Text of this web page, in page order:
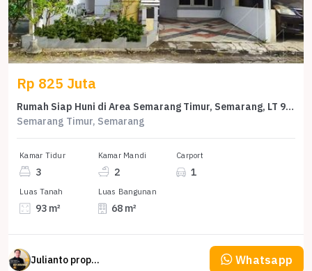
Rp 825 Juta
Rumah Siap Huni di Area Semarang Timur, Semarang, LT 93m²
Semarang Timur, Semarang
Kamar Tidur
3
Kamar Mandi
2
Carport
1
Luas Tanah
93 m²
Luas Bangunan
68 m²
Julianto property Julianto Whatsapp